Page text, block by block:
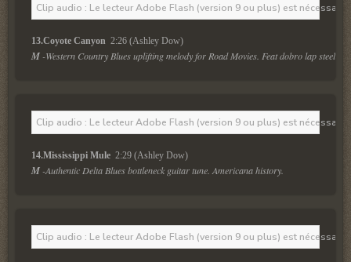
Clip audio : Le lecteur Adobe Flash (version 9 ou plus) est
13.Coyote Canyon 2:26 (Ashley Dow)
M -Western Country Blues uplifting melody for Road Movies. Feat dobro lap steel &
Clip audio : Le lecteur Adobe Flash (version 9 ou plus) est
14.Mississippi Mule 2:29 (Ashley Dow)
M -Authentic Delta Blues bottleneck guitar tune. Americana history.
Clip audio : Le lecteur Adobe Flash (version 9 ou plus) est